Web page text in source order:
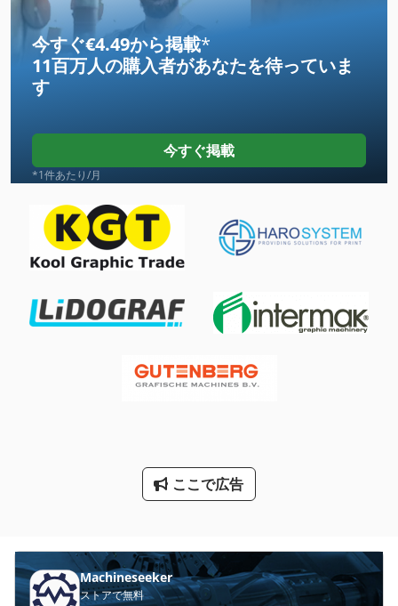
Tiefbord 8 25 100
その他
インクジェットプリンター
トラック
トラック スケール
ファン 送風機
フィーダー ボックス
フォーク リフトのクレーン アーム
用紙計数機
今すぐ€4.49から掲載*
11百万人の購入者があなたを待っていま
す
今すぐ掲載
*1件あたり/月
ここで広告
Machineseeker
ストアで無料